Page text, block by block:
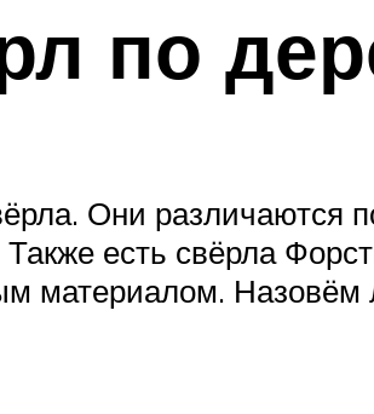
по
Они различаются
есть свёрла
материалом.